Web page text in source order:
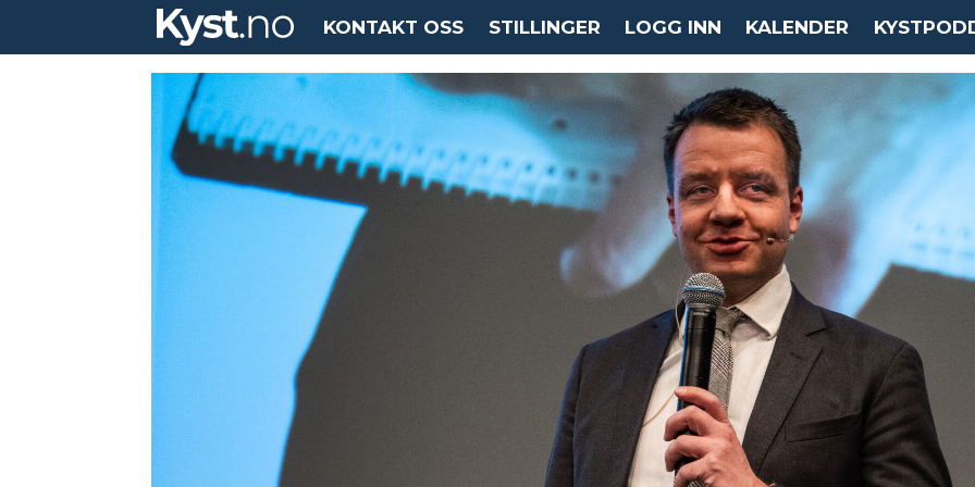
KONTAKT OSS STILLINGER LOGG INN KALENDER